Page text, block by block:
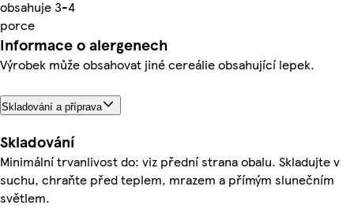
obsahuje 3-4
porce
Informace o alergenech
Výrobek může obsahovat jiné cereálie obsahující lepek.
Skladování a příprava
Skladování
Minimální trvanlivost do: viz přední strana obalu. Skladujte v
suchu, chraňte před teplem, mrazem a přímým slunečním
světlem.